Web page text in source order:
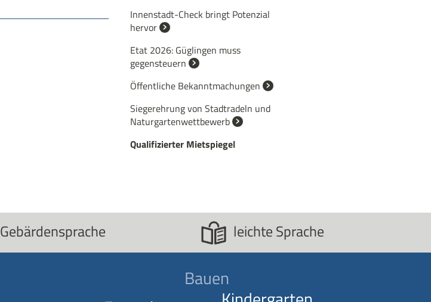
Innenstadt-Check bringt Potenzial
hervor
Etat 2026: Güglingen muss
gegensteuern
Öffentliche Bekanntmachungen
Siegerehrung von Stadtradeln und
Naturgartenwettbewerb
Qualifizierter Mietspiegel
Gebärdensprache leichte Sprache
Bauen